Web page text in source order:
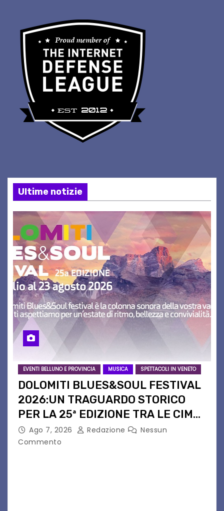
Ultime notizie
EVENTI BELLUNO E PROVINCIA MUSICA SPETTACOLI IN VENETO
DOLOMITI BLUES&SOUL FESTIVAL
2026:UN TRAGUARDO STORICO
PER LA 25ª EDIZIONE TRA LE CIME
PATRIMONIO UNESCO
Ago 7, 2026 Redazione
Nessun
Commento